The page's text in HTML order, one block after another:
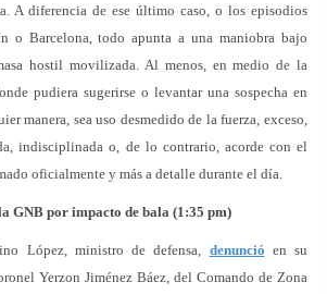
A diferencia de ese último caso, o los episodios
o Barcelona, todo apunta a una maniobra bajo
hostil movilizada. Al menos, en medio de la
pudiera sugerirse o levantar una sospecha en
manera, sea uso desmedido de la fuerza, exceso,
indisciplinada o, de lo contrario, acorde con el
oficialmente y más a detalle durante el día.
GNB por impacto de bala (1:35 pm)
López, ministro de defensa, denunció en su
Yerzon Jiménez Báez, del Comando de Zona